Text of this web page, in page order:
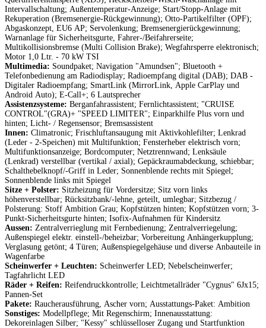
Intervallschaltung; Außentemperatur-Anzeige; Start/Stopp-Anlage mit
Rekuperation (Bremsenergie-Rückgewinnung); Otto-Partikelfilter (OPF);
Abgaskonzept, EU6 AP; Servolenkung; Bremsenergierückgewinnung;
Warnanlage für Sicherheitsgurte, Fahrer-/Beifahrerseite;
Multikollisionsbremse (Multi Collision Brake); Wegfahrsperre elektronisch;
Motor 1,0 Ltr. - 70 kW TSI
Multimedia: Soundpaket; Navigation "Amundsen"; Bluetooth +
Telefonbedienung am Radiodisplay; Radioempfang digital (DAB); DAB -
Digitaler Radioempfang; SmartLink (MirrorLink, Apple CarPlay und
Android Auto); E-Call+; 6 Lautsprecher
Assistenzsysteme: Berganfahrassistent; Fernlichtassistent; "CRUISE
CONTROL"(GRA)+ "SPEED LIMITER"; Einparkhilfe Plus vorn und
hinten; Licht- / Regensensor; Bremsassistent
Innen: Climatronic; Frischluftansaugung mit Aktivkohlefilter; Lenkrad
(Leder - 2-Speichen) mit Multifunktion; Fensterheber elektrisch vorn;
Multifunktionsanzeige; Bordcomputer; Netztrennwand; Lenksäule
(Lenkrad) verstellbar (vertikal / axial); Gepäckraumabdeckung, schiebbar;
Schalthebelknopf/-Griff in Leder; Sonnenblende rechts mit Spiegel;
Sonnenblende links mit Spiegel
Sitze + Polster: Sitzheizung für Vordersitze; Sitz vorn links
höhenverstellbar; Rücksitzbank/-lehne, geteilt, umlegbar; Sitzbezug /
Polsterung: Stoff Ambition Grau; Kopfstützen hinten; Kopfstützen vorn; 3-
Punkt-Sicherheitsgurte hinten; Isofix-Aufnahmen für Kindersitz
Aussen: Zentralverrieglung mit Fernbedienung; Zentralverriegelung;
Außenspiegel elektr. einstell-/beheizbar; Vorbereitung Anhängerkupplung;
Verglasung getönt; 4 Türen; Außenspiegelgehäuse und diverse Anbauteile in
Wagenfarbe
Scheinwerfer + Leuchten: Scheinwerfer LED; Nebelscheinwerfer;
Tagfahrlicht LED
Räder + Reifen: Reifendruckkontrolle; Leichtmetallräder "Cygnus" 6Jx15;
Pannen-Set
Pakete: Raucherausführung, Ascher vorn; Ausstattungs-Paket: Ambition
Sonstiges: Modellpflege; Mit Regenschirm; Innenausstattung:
Dekoreinlagen Silber; "Kessy" schlüsselloser Zugang und Startfunktion